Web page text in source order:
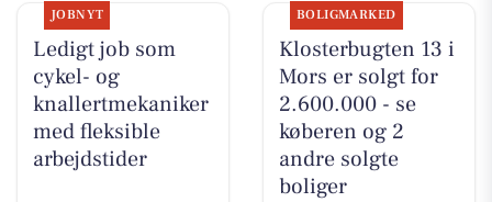
JOBNYT
Ledigt job som
cykel- og
knallertmekaniker
med fleksible
arbejdstider
BOLIGMARKED
Klosterbugten 13 i
Mors er solgt for
2.600.000 - se
køberen og 2
andre solgte
boliger